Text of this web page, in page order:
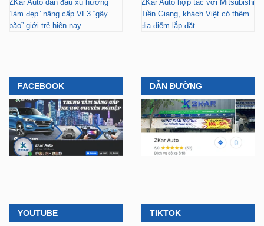
ZKar Auto dẫn đầu xu hướng
“làm đẹp” nâng cấp VF3 “gây
bão” giới trẻ hiện nay
ZKar Auto hợp tác với Mitsubishi
Tiền Giang, khách Việt có thêm
địa điểm lắp đặt...
FACEBOOK DẪN ĐƯỜNG
YOUTUBE TIKTOK